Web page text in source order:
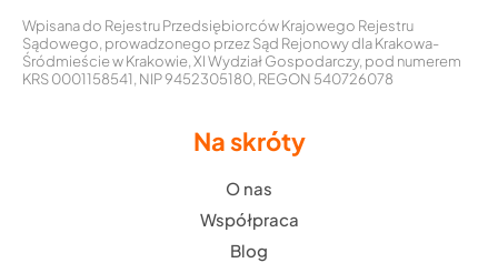
Wpisana do Rejestru Przedsiębiorców Krajowego Rejestru
Sądowego, prowadzonego przez Sąd Rejonowy dla Krakowa-
Śródmieście w Krakowie, XI Wydział Gospodarczy, pod numerem
KRS 0001158541, NIP 9452305180, REGON 540726078
Na skróty
O nas
Współpraca
Blog